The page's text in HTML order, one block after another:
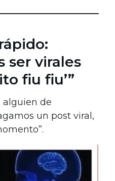
ser virales
fiu fiu’”
alguien de
un post viral,